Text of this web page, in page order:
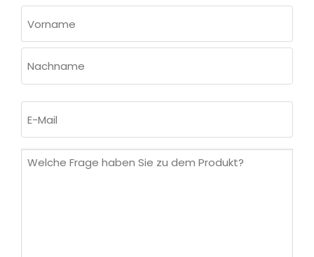
(ERFORDERLICH)
Vorname
Mail
Welche